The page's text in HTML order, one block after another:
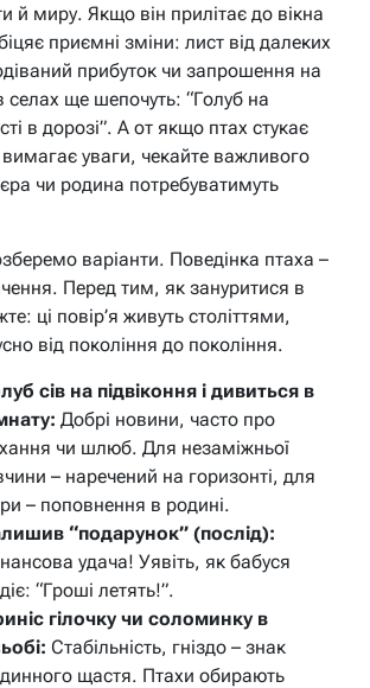
й миру. Якщо він прилітає до вікна
приємні зміни: лист від далеких
прибуток чи запрошення на
селах ще шепочуть: “Голуб на
в дорозі”. А от якщо птах стукає
уваги, чекайте важливого
чи родина потребуватимуть
варіанти. Поведінка птаха –
Перед тим, як зануритися в
ці повір’я живуть століттями,
від покоління до покоління.
сів на підвіконня і дивиться в
Добрі новини, часто про
чи шлюб. Для незаміжньої
– наречений на горизонті, для
– поповнення в родині.
“подарунок” (послід):
удача! Уявіть, як бабуся
“Гроші летять!”.
гілочку чи соломинку в
Стабільність, гніздо – знак
щастя. Птахи обирають